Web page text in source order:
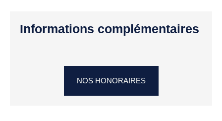
Informations complémentaires
NOS HONORAIRES